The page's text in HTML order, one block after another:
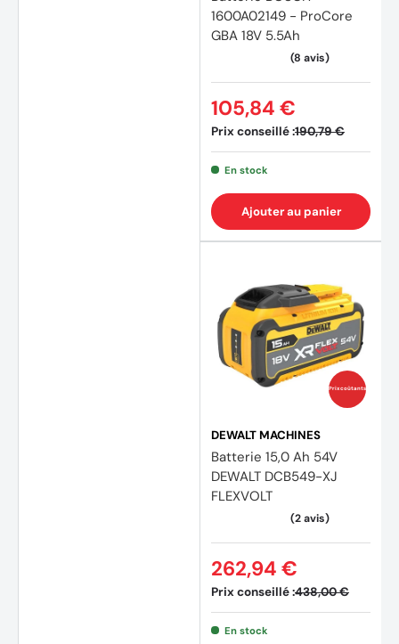
1600A02149 - ProCore
GBA 18V 5.5Ah
Prix conseillé :190,79 €
105,84 €
En stock
Ajouter au panier
Prix coûtants
DEWALT MACHINES
Batterie 15,0 Ah 54V
DEWALT DCB549-XJ
FLEXVOLT
Prix conseillé :438,00 €
262,94 €
En stock